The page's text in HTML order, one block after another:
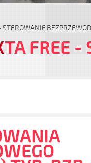
STEROWANIE
TA FREE -